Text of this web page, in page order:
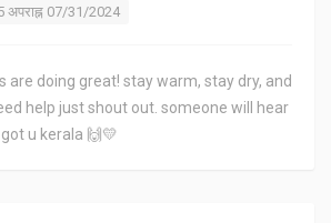
अपराह्न 07/31/2024
are doing great! stay warm, stay dry, and
help just shout out. someone will hear
u kerala 🙌💛